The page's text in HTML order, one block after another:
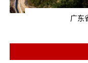
广东